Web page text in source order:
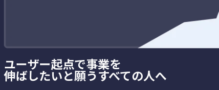
ユーザー起点で事業を
伸ばしたいと願うすべての人へ